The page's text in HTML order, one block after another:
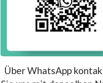
Über WhatsApp